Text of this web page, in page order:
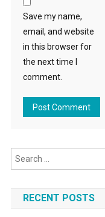
Save my name,
email, and website
in this browser for
the next time I
comment.
RECENT POSTS